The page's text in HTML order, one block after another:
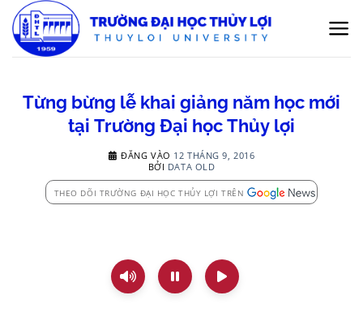
qua
nội
Từng bừng lễ khai giảng năm học mới
tại Trường Đại học Thủy lợi
ĐĂNG VÀO 12 THÁNG 9, 2016
BỞI DATA OLD
THEO DÕI TRƯỜNG ĐẠI HỌC THỦY LỢI TRÊN